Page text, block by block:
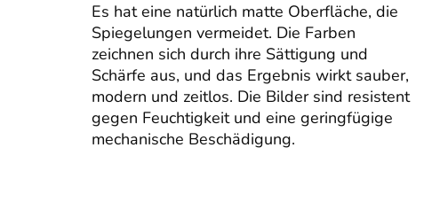
Es hat eine natürlich matte Oberfläche, die
Spiegelungen vermeidet. Die Farben
zeichnen sich durch ihre Sättigung und
Schärfe aus, und das Ergebnis wirkt sauber,
modern und zeitlos. Die Bilder sind resistent
gegen Feuchtigkeit und eine geringfügige
mechanische Beschädigung.